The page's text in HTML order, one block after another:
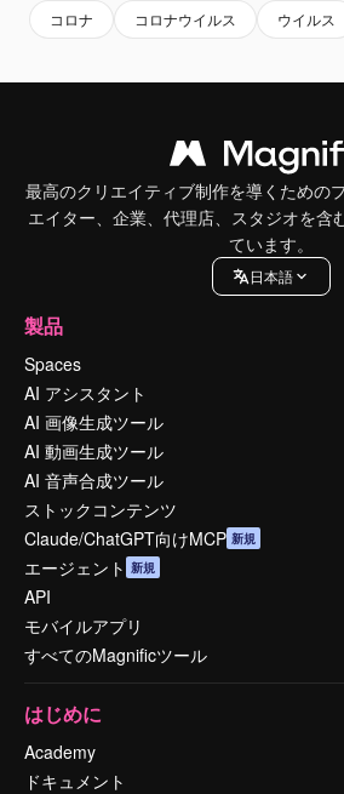
コロナ コロナウイルス ウイルス
最高のクリエイティブ制作を導くための
エイター、企業、代理店、スタジオを含
ています。
日本語
製品
Spaces
AI アシスタント
AI 画像生成ツール
AI 動画生成ツール
AI 音声合成ツール
ストックコンテンツ
Claude/ChatGPT向けMCP 新規
エージェント 新規
API
モバイルアプリ
すべてのMagnificツール
はじめに
Academy
ドキュメント